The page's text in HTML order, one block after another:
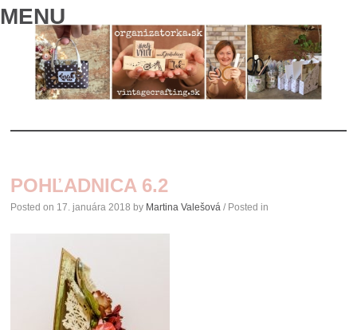
MENU
CONTENT
POHĽADNICA 6.2
Posted on 17. januára 2018 by Martina Valešová / Posted in